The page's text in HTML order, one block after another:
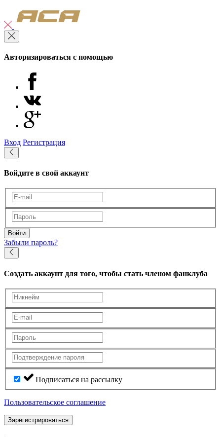
Авторизироваться с помощью
Вход Регистрация
Войдите в свой аккаунт
Войти
Забыли пароль?
Создать аккаунт для того, чтобы стать членом фанклуба
Подписаться на рассылку
Пользовательское соглашение
Зарегистрироваться